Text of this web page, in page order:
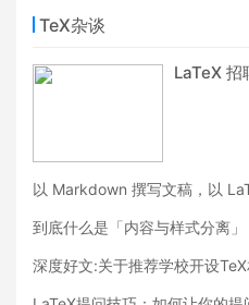
TeX杂谈
LaTeX 招
以 Markdown 撰写文稿，以
到底什么是「内容与样式分离」